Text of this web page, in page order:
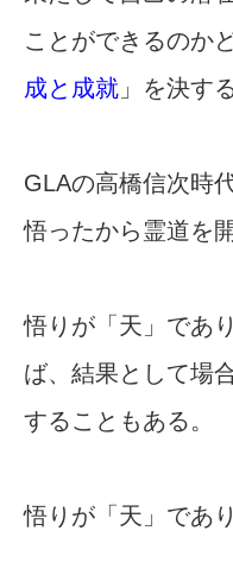
ことができるのか
成と成就 」を決す
GLAの高橋信次時
悟ったから霊道を
悟りが「天」であ
ば、結果として場
することもある。
悟りが「天」であ